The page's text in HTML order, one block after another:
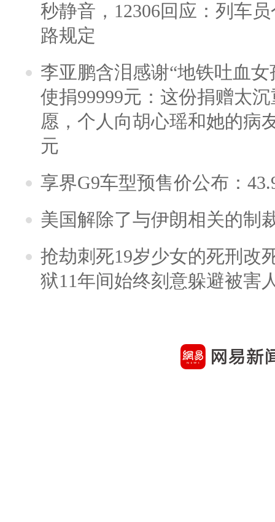
秒静音，12306回应：列车
路规定
李亚鹏含泪感谢“地铁吐血
使捐99999元：这份捐赠太
愿，个人向胡心瑶和她的病
元
享界G9车型预售价公布：
美国解除了与伊朗相关的制
抢劫刺死19岁少女的死刑改
狱11年间始终刻意躲避被害